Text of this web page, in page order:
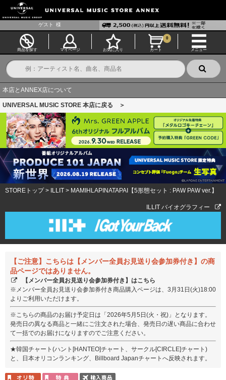
ゲスト 様
商品を探す マイページ お気に入り カート
0
メニュー
本店とANNEX店について
UNIVERSAL MUSIC STORE 本店に戻る ＞
STOREトップ> ILLIT > MAMIHLAPINATAPAI【5形態セット : PAW PAW ver.】
ILLIT バイオグラフィー
【ご注意】こちらは【メンバー全員お見送り会参加券付き】の商
品ページではありません。
【メンバー全員お見送り会参加券付き】はこちら
※メンバー全員お見送り会参加券付き商品購入ページは、3月31日(火)18:00
よりご利用いただけます。
※こちらの商品のお届け予定日は「2026年5月5日(火・祝)」となります。
発売日の異なる商品と一緒にご注文された場合、発売日の遅い商品に合わせ
て一括でのお届けになりますのでご注意ください。
★韓国チャート(ハント[HANTEO]チャート、サークル[CIRCLE]チャート)
と、日本オリコンランキング、Billboard Japanチャートへ反映されます。